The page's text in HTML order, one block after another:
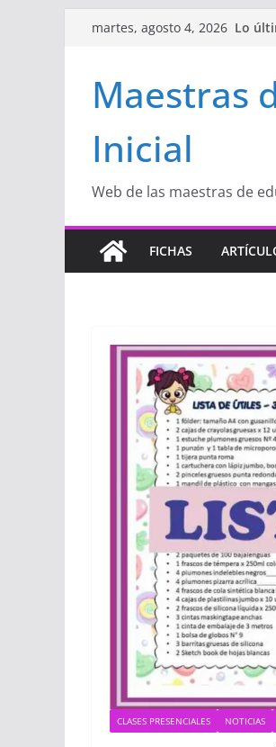
Saltarmartes, agosto 4, 2026 Lo
Maestras
Inicial
Web de las maestras de
FICHAS
CLASES PRESENCIALES NOTICIAS